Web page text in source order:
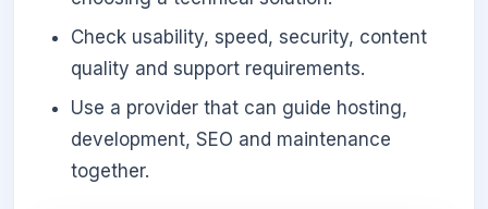
Check usability, speed, security, content
quality and support requirements.
Use a provider that can guide hosting,
development, SEO and maintenance
together.